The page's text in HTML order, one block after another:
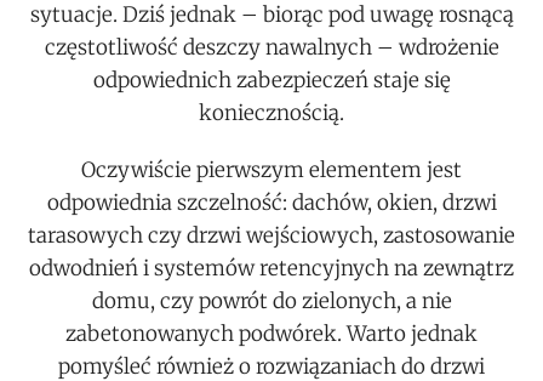
sytuacje. Dziś jednak – biorąc pod uwagę rosnącą
częstotliwość deszczy nawalnych – wdrożenie
odpowiednich zabezpieczeń staje się
koniecznością.
Oczywiście pierwszym elementem jest
odpowiednia szczelność: dachów, okien, drzwi
tarasowych czy drzwi wejściowych, zastosowanie
odwodnień i systemów retencyjnych na zewnątrz
domu, czy powrót do zielonych, a nie
zabetonowanych podwórek. Warto jednak
pomyśleć również o rozwiązaniach do drzwi